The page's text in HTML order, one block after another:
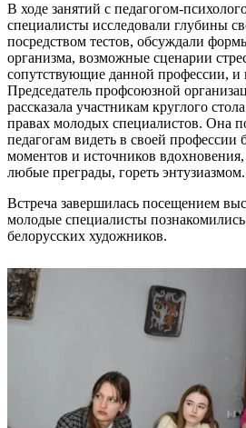
В ходе занятий с педагогом-
специалисты исследовали глубины
посредством тестов, обсуждали
организма, возможные сценарии
сопутствующие данной профессии,
Председатель профсоюзной
рассказала участникам круглого
правах молодых специалистов. Она
педагогам видеть в своей
моментов и источников вдохновения,
любые преграды, гореть энтузиазмом.
Встреча завершилась посещением
молодые специалисты
белорусских художников.